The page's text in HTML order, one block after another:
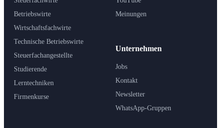
Betriebswirte
Wirtschaftsfachwirte
Technische Betriebswirte
Steuerfachangestellte
Studierende
Lerntechniken
Firmenkurse
Meinungen
Unternehmen
Jobs
Kontakt
Newsletter
WhatsApp-Gruppen